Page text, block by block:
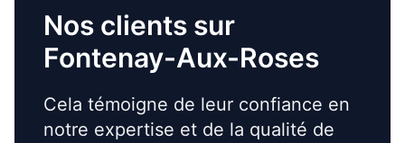
Nos clients sur
Fontenay-Aux-Roses
Cela témoigne de leur confiance en
notre expertise et de la qualité de